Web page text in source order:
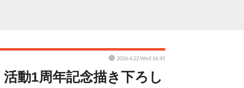
動1周年記念描き下ろし
2026.4.22 Wed 16:45